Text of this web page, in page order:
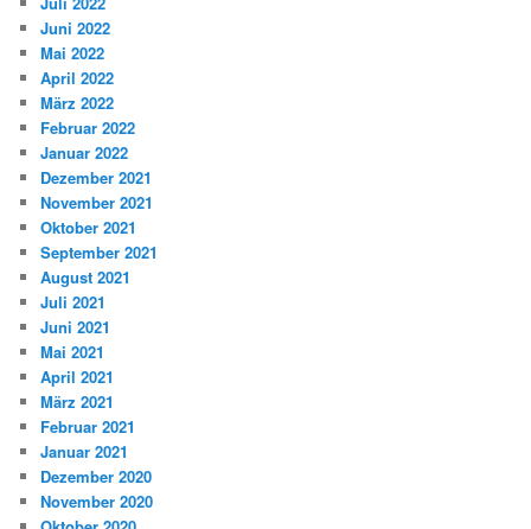
Juni 2022
Mai 2022
April 2022
März 2022
Februar 2022
Januar 2022
Dezember 2021
November 2021
Oktober 2021
September 2021
August 2021
Juli 2021
Juni 2021
Mai 2021
April 2021
März 2021
Februar 2021
Januar 2021
Dezember 2020
November 2020